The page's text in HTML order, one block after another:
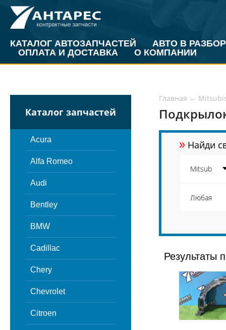
КАТАЛОГ АВТОЗАПЧАСТЕЙ
АВТО В РАЗБОР
ОПЛАТА И ДОСТАВКА
О КОМПАНИИ
Каталог запчастей
Acura
Alfa Romeo
Audi
Bentley
BMW
Cadillac
Chery
Chevrolet
Citroen
Главная ←
» Найди
Результаты